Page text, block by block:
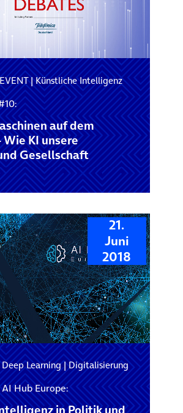
|Künstliche Intelligenz
auf dem
Wie KI unsere
Gesellschaft
21.
Juni
2018
Deep Learning|Digitalisierung
Hub Europe: